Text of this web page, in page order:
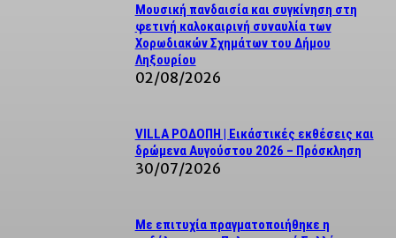
Μουσική πανδαισία και συγκίνηση στη
φετινή καλοκαιρινή συναυλία των
Χορωδιακών Σχημάτων του Δήμου
Ληξουρίου
02/08/2026
VILLA ΡΟΔΟΠΗ | Εικάστικές εκθέσεις και
δρώμενα Αυγούστου 2026 – Πρόσκληση
30/07/2026
Με επιτυχία πραγματοποιήθηκε η